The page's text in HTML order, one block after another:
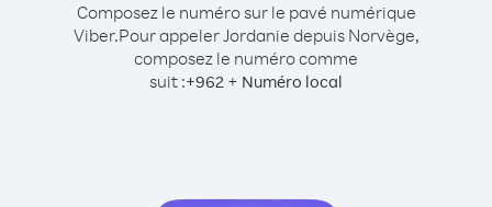
Composez le numéro sur le pavé numérique
Viber.Pour appeler Jordanie depuis Norvège,
composez le numéro comme
suit :+962 + Numéro local